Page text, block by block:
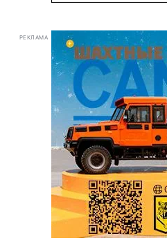
РЕКЛАМА